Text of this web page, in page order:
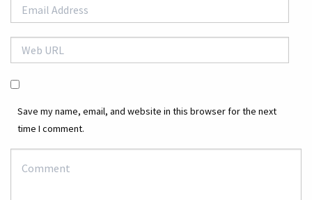
Save my name, email, and website in this browser for the next
time I comment.